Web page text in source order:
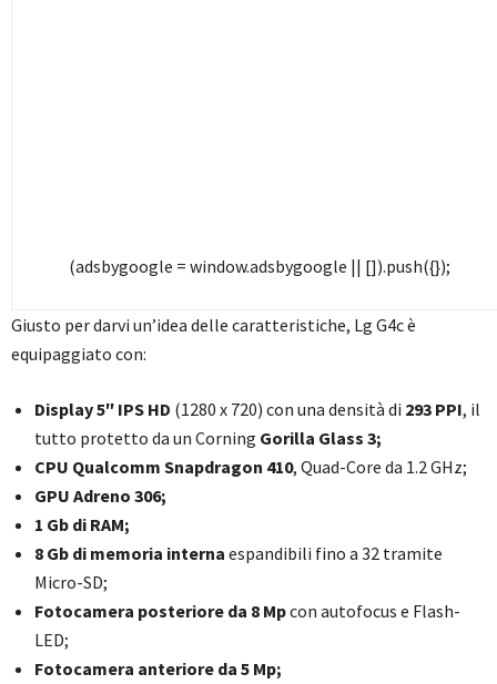
(adsbygoogle = window.adsbygoogle || []).push({});
Giusto per darvi un’idea delle caratteristiche, Lg G4c è
equipaggiato con:
Display 5″ IPS HD (1280 x 720) con una densità di 293 PPI, il
tutto protetto da un Corning Gorilla Glass 3;
CPU Qualcomm Snapdragon 410, Quad-Core da 1.2 GHz;
GPU Adreno 306;
1 Gb di RAM;
8 Gb di memoria interna espandibili fino a 32 tramite
Micro-SD;
Fotocamera posteriore da 8 Mpcon autofocus e Flash-
LED;
Fotocamera anteriore da 5 Mp;